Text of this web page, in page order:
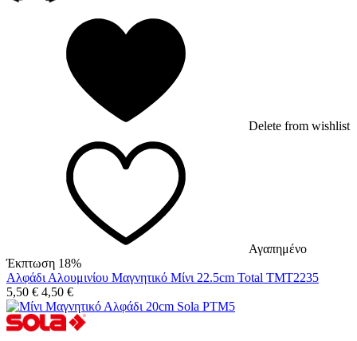
Delete from wishlist
Αγαπημένο
Έκπτωση 18%
Αλφάδι Αλουμινίου Μαγνητικό Μίνι 22.5cm Total TMT2235
5,50 € 4,50 €